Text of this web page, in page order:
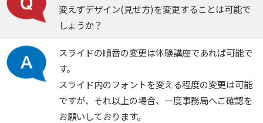
変えずデザイン(見せ方)を変更することは可能で
しょうか？
スライドの順番の変更は体験講座であれば可能で
す。
スライド内のフォントを変える程度の変更は可能
ですが、それ以上の場合、一度事務局へご確認を
お願いしております。